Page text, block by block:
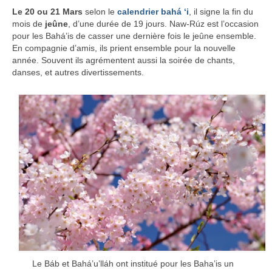
Le 20 ou 21 Mars selon le calendrier bahá ‘i
il signe la fin du
mois de jeûne , d’une durée de 19 jours. Naw-Rúz est l’occasion
pour les Bahá’is de casser une dernière fois le jeûne ensemble.
En compagnie d’amis, ils prient ensemble pour la nouvelle
année. Souvent ils agrémentent aussi la soirée de chants,
danses, et autres divertissements.
Le Báb et Bahá’u’lláh ont institué pour les Baha’is un